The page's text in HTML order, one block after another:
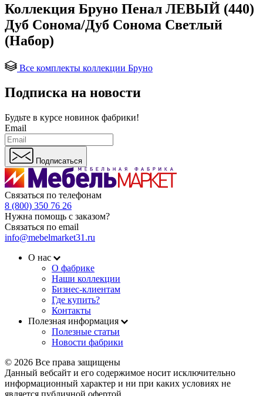
Коллекция Бруно Пенал ЛЕВЫЙ (440)
Дуб Сонома/Дуб Сонома Светлый
(Набор)
Все комплекты коллекции Бруно
Подписка на новости
Будьте в курсе новинок фабрики!
Email
Подписаться
Связаться по телефонам
8 (800) 350 76 26
Нужна помощь с заказом?
Связаться по email
info@mebelmarket31.ru
О нас
О фабрике
Наши коллекции
Бизнес-клиентам
Где купить?
Контакты
Полезная информация
Полезные статьи
Новости фабрики
© 2026 Все права защищены
Данный вебсайт и его содержимое носит исключительно
информационный характер и ни при каких условиях не